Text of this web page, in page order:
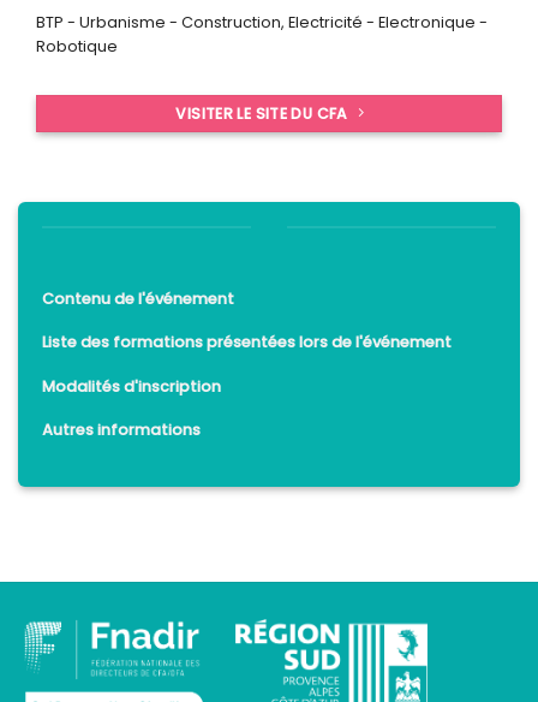
BTP - Urbanisme - Construction, Electricité - Electronique -
Robotique
VISITER LE SITE DU CFA
Contenu de l'événement
Liste des formations présentées lors de l'événement
Modalités d'inscription
Autres informations